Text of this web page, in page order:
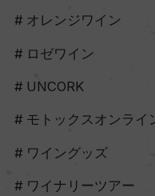
オレンジワイン
ロゼワイン
UNCORK
モトックスオンライ
ワイングッズ
ワイナリーツアー